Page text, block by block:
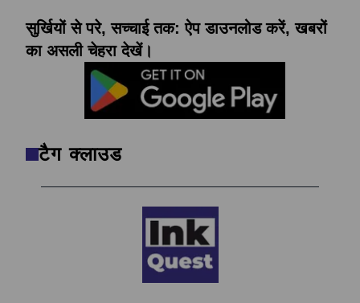
सुर्खियों से परे, सच्चाई तक: ऐप डाउनलोड करें, खबरों
का असली चेहरा देखें।
टैग क्लाउड